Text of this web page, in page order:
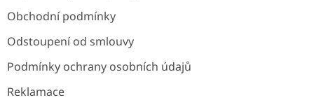
Obchodní podmínky
Odstoupení od smlouvy
Podmínky ochrany osobních údajů
Reklamace